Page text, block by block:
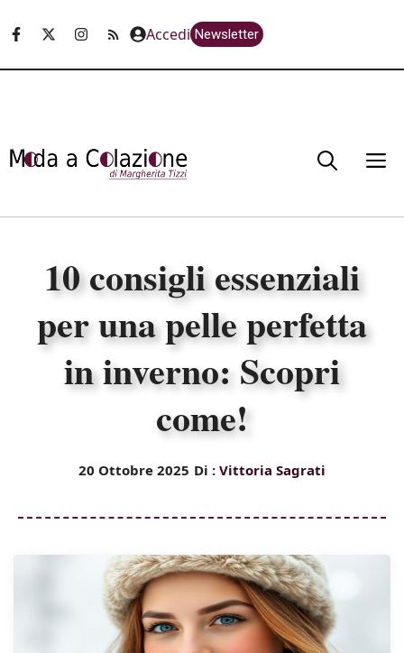
Accedi Newsletter
10 consigli essenziali
per una pelle perfetta
in inverno: Scopri
come!
20 Ottobre 2025 Di : Vittoria Sagrati